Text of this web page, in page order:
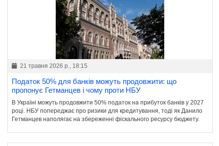
21 травня 2026 р., 18:15
Податок 50% для банків можуть продовжити: що
пропонує Гетманцев і чому проти НБУ
В Україні можуть продовжити 50% податок на прибуток банків у 2027
році. НБУ попереджає про ризики для кредитування, тоді як Данило
Гетманцев наполягає на збереженні фіскального ресурсу бюджету.